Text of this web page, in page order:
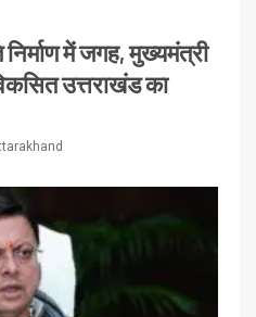
निर्माण में जगह, मुख्यमंत्री
उत्तराखंड का